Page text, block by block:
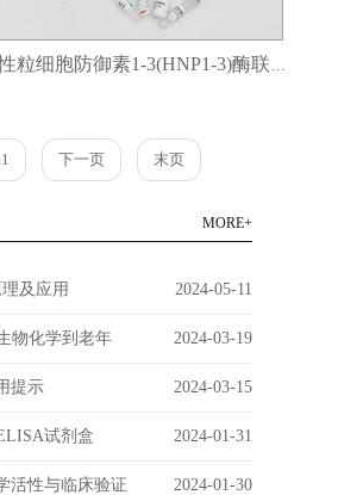
下一页 末页
MORE+
及应用 2024-05-11
物化学到老年 2024-03-19
提示 2024-03-15
试剂盒 2024-01-31
活性与临床验证 2024-01-30